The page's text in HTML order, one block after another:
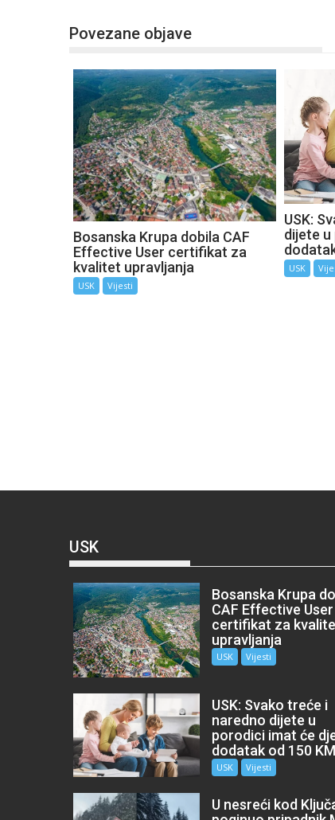
Povezane objave
Bosanska Krupa dobila CAF
Effective User certifikat za
kvalitet upravljanja
USK Vijesti
USK:
dijete
USK
USK
Bosanska Krupa
CAF Effective User
certifikat za
upravljanja
USK Vijesti
USK: Svako treće i
naredno dijete u
porodici imat će
dodatak od 150 KM
USK Vijesti
U nesreći kod